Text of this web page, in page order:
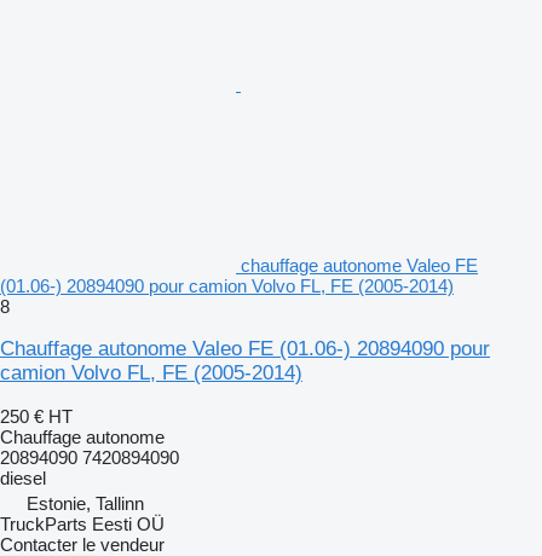
chauffage autonome Valeo FE
(01.06-) 20894090 pour camion Volvo FL, FE (2005-2014)
8
Chauffage autonome Valeo FE (01.06-) 20894090 pour
camion Volvo FL, FE (2005-2014)
250 € HT
Chauffage autonome
20894090 7420894090
diesel
Estonie, Tallinn
TruckParts Eesti OÜ
Contacter le vendeur